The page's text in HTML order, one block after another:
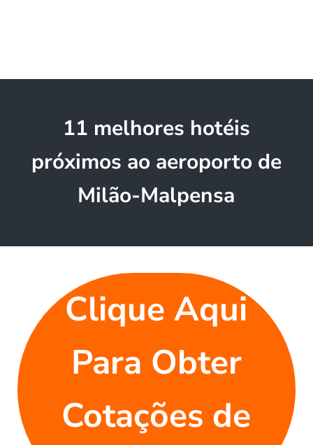
11 melhores hotéis
próximos ao aeroporto de
Milão-Malpensa
Clique Aqui
Para Obter
Cotações de